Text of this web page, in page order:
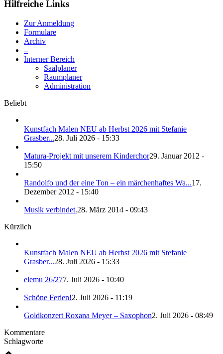
Hilfreiche Links
Zur Anmeldung
Formulare
Archiv
–
Interner Bereich
Saalplaner
Raumplaner
Administration
Beliebt
Kunstfach Malen NEU ab Herbst 2026 mit Stefanie
Grasber...28. Juli 2026 - 15:33
Matura-Projekt mit unserem Kinderchor29. Januar 2012 -
15:50
Randolfo und der eine Ton – ein märchenhaftes Wa...17.
Dezember 2012 - 15:40
Musik verbindet.28. März 2014 - 09:43
Kürzlich
Kunstfach Malen NEU ab Herbst 2026 mit Stefanie
Grasber...28. Juli 2026 - 15:33
elemu 26/277. Juli 2026 - 10:40
Schöne Ferien!2. Juli 2026 - 11:19
Goldkonzert Roxana Meyer – Saxophon2. Juli 2026 - 08:49
Kommentare
Schlagworte